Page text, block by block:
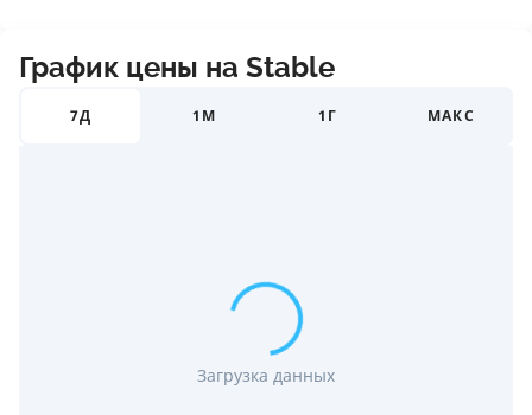
График цены на ​​Stable
7Д 1М 1Г МАКС
Загрузка данных